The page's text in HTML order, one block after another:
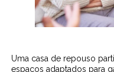
Uma casa de repouso
espaços adaptados para